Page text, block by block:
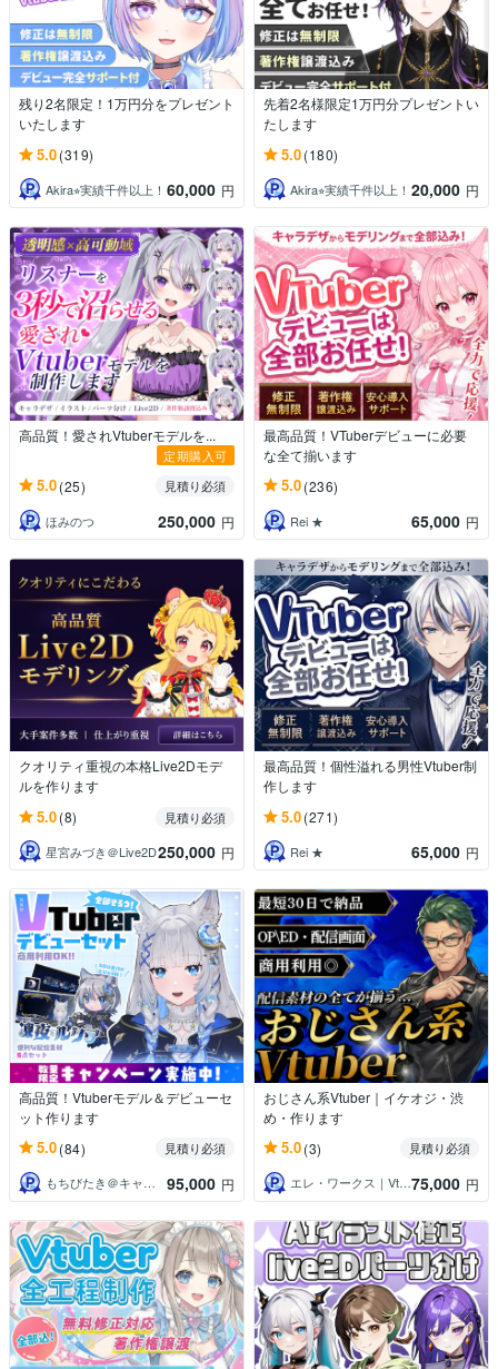
残り2名限定！1万円分をプレゼント
いたします
5.0(319)
Akira⭐︎実績千件以上！ 60,000 円
先着2名様限定1万円分プレゼントい
たします
5.0(180)
Akira⭐︎実績千件以上！ 20,000 円
高品質！愛されVtuberモデルを...
定期購入可
5.0(25)
見積り必須
ほみのつ
250,000 円
最高品質！VTuberデビューに必要
な全て揃います
5.0(236)
Rei ★ 65,000 円
クオリティ重視の本格Live2Dモデ
ルを作ります
5.0(8)
見積り必須
星宮みづき＠Live2D250,000 円
最高品質！個性溢れる男性Vtuber制
作します
5.0(271)
Rei ★ 65,000 円
高品質！Vtuberモデル＆デビューセ
ット作ります
5.0(84)
見積り必須
もちびたき＠キャラデザ～Live2Dまで
95,000 円
おじさん系Vtuber｜イケオジ・渋
め・作ります
5.0(3)
見積り必須
エレ・ワークス｜Vtuber制作75,000 円